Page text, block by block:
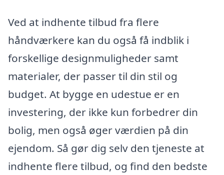
Ved at indhente tilbud fra flere
håndværkere kan du også få indblik i
forskellige designmuligheder samt
materialer, der passer til din stil og
budget. At bygge en udestue er en
investering, der ikke kun forbedrer din
bolig, men også øger værdien på din
ejendom. Så gør dig selv den tjeneste at
indhente flere tilbud, og find den bedste